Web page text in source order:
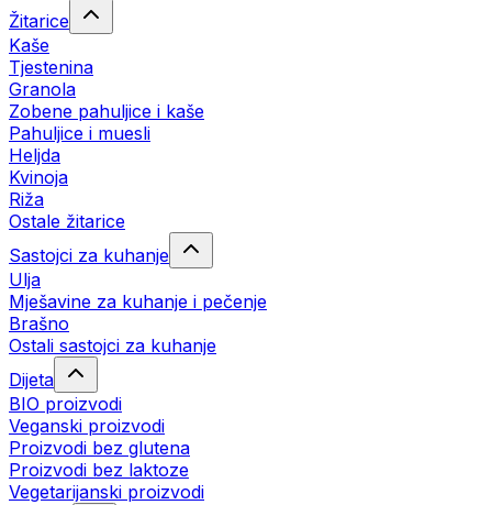
Žitarice
Kaše
Tjestenina
Granola
Zobene pahuljice i kaše
Pahuljice i muesli
Heljda
Kvinoja
Riža
Ostale žitarice
Sastojci za kuhanje
Ulja
Mješavine za kuhanje i pečenje
Brašno
Ostali sastojci za kuhanje
Dijeta
BIO proizvodi
Veganski proizvodi
Proizvodi bez glutena
Proizvodi bez laktoze
Vegetarijanski proizvodi